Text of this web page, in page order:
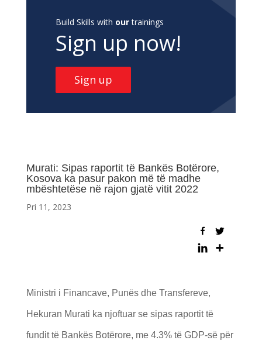
Build Skills with ourtrainings
Sign up now!
Sign up
Murati: Sipas raportit të Bankës Botërore,
Kosova ka pasur pakon më të madhe
mbështetëse në rajon gjatë vitit 2022
Pri 11, 2023
Ministri i Financave, Punës dhe Transfereve,
Hekuran Murati ka njoftuar se sipas raportit të
fundit të Bankës Botërore, me 4.3% të GDP-së për